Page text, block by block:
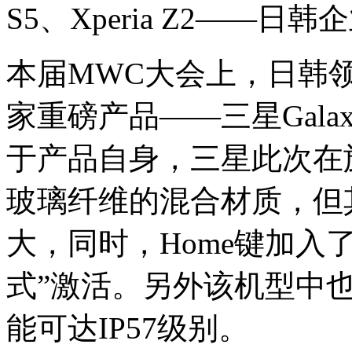
S5、Xperia Z2——日韩
本届MWC大会上，日韩
家重磅产品——三星
于产品自身，三星此次
玻璃纤维的混合材质，
大，同时，Home键加入
式”激活。另外该机型中
能可达IP57级别。